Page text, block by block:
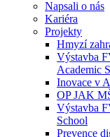
Napsali o nás
Kariéra
Projekty
Hmyzí
Výstavba
Academic
Inovace v
OP JAK
Výstavba
School
Prevence